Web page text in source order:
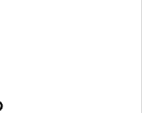
Chargement